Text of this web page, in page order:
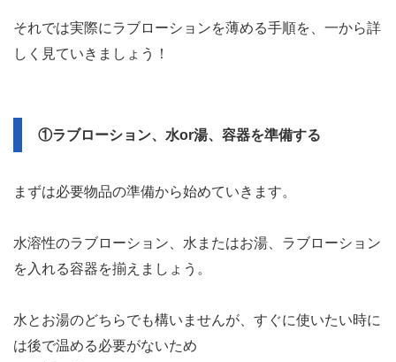
それでは実際にラブローションを薄める手順を、一から詳
しく見ていきましょう！
①ラブローション、水or湯、容器を準備する
まずは必要物品の準備から始めていきます。
水溶性のラブローション、水またはお湯、ラブローション
を入れる容器を揃えましょう。
水とお湯のどちらでも構いませんが、すぐに使いたい時に
は後で温める必要がないため